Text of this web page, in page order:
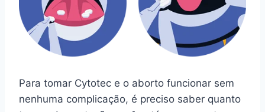
Para tomar Cytotec e o aborto funcionar sem
nenhuma complicação, é preciso saber quanto